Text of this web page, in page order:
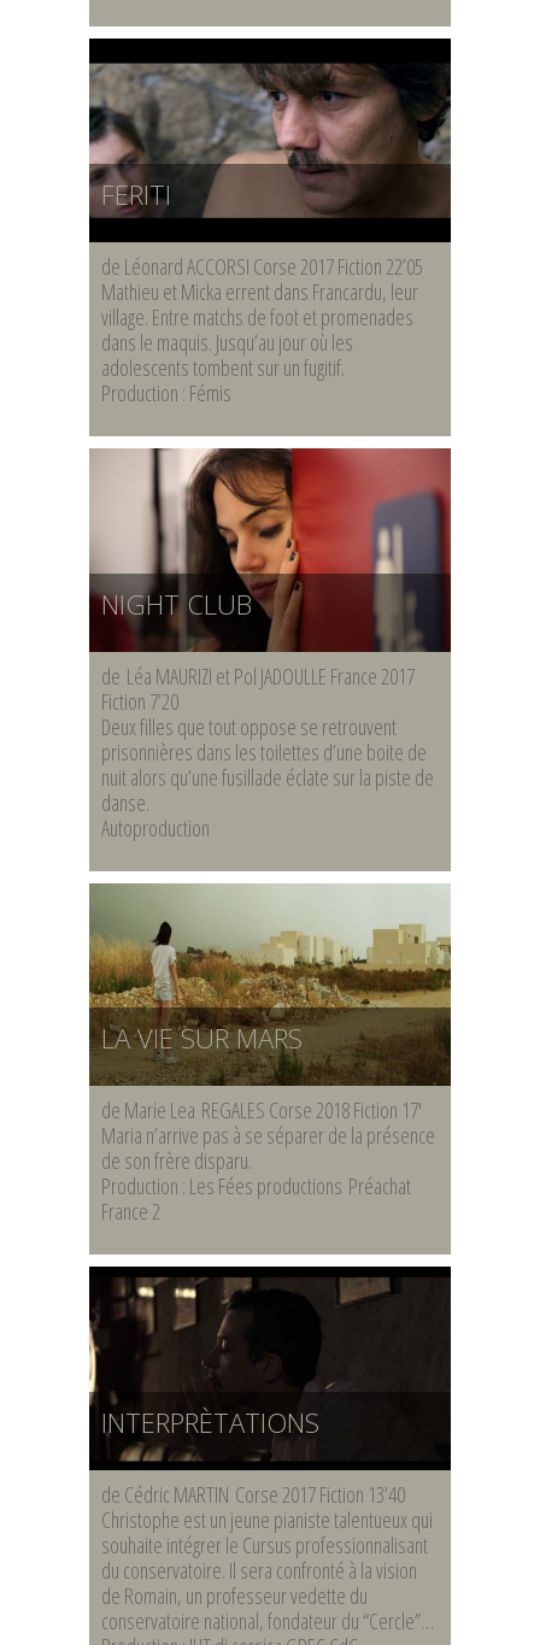
FERITI
de Léonard ACCORSI Corse 2017 Fiction 22’05
Mathieu et Micka errent dans Francardu, leur
village. Entre matchs de foot et promenades
dans le maquis. Jusqu’au jour où les
adolescents tombent sur un fugitif.
Production : Fémis
NIGHT CLUB
de Léa MAURIZI et Pol JADOULLE France 2017
Fiction 7’20
Deux filles que tout oppose se retrouvent
prisonnières dans les toilettes d’une boite de
nuit alors qu’une fusillade éclate sur la piste de
danse.
Autoproduction
LA VIE SUR MARS
de Marie Lea REGALES Corse 2018 Fiction 17′
Maria n’arrive pas à se séparer de la présence
de son frère disparu.
Production : Les Fées productions Préachat
France 2
INTERPRÈTATIONS
de Cédric MARTIN Corse 2017 Fiction 13’40
Christophe est un jeune pianiste talentueux qui
souhaite intégrer le Cursus professionnalisant
du conservatoire. Il sera confronté à la vision
de Romain, un professeur vedette du
conservatoire national, fondateur du “Cercle”…